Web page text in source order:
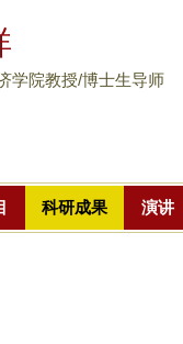
到
主
要
学院教授/博士生导师
科研成果 演讲